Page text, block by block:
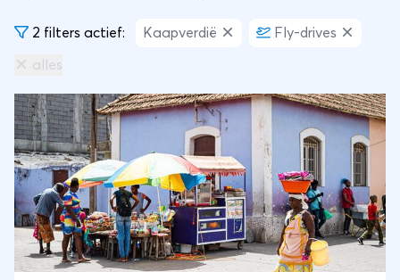
2 filters actief: Kaapverdië Fly-drives
alles